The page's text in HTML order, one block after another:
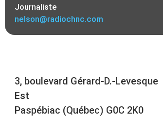
Journaliste
nelson@radiochnc.com
3, boulevard Gérard-D.-Levesque
Est
Paspébiac (Québec) G0C 2K0